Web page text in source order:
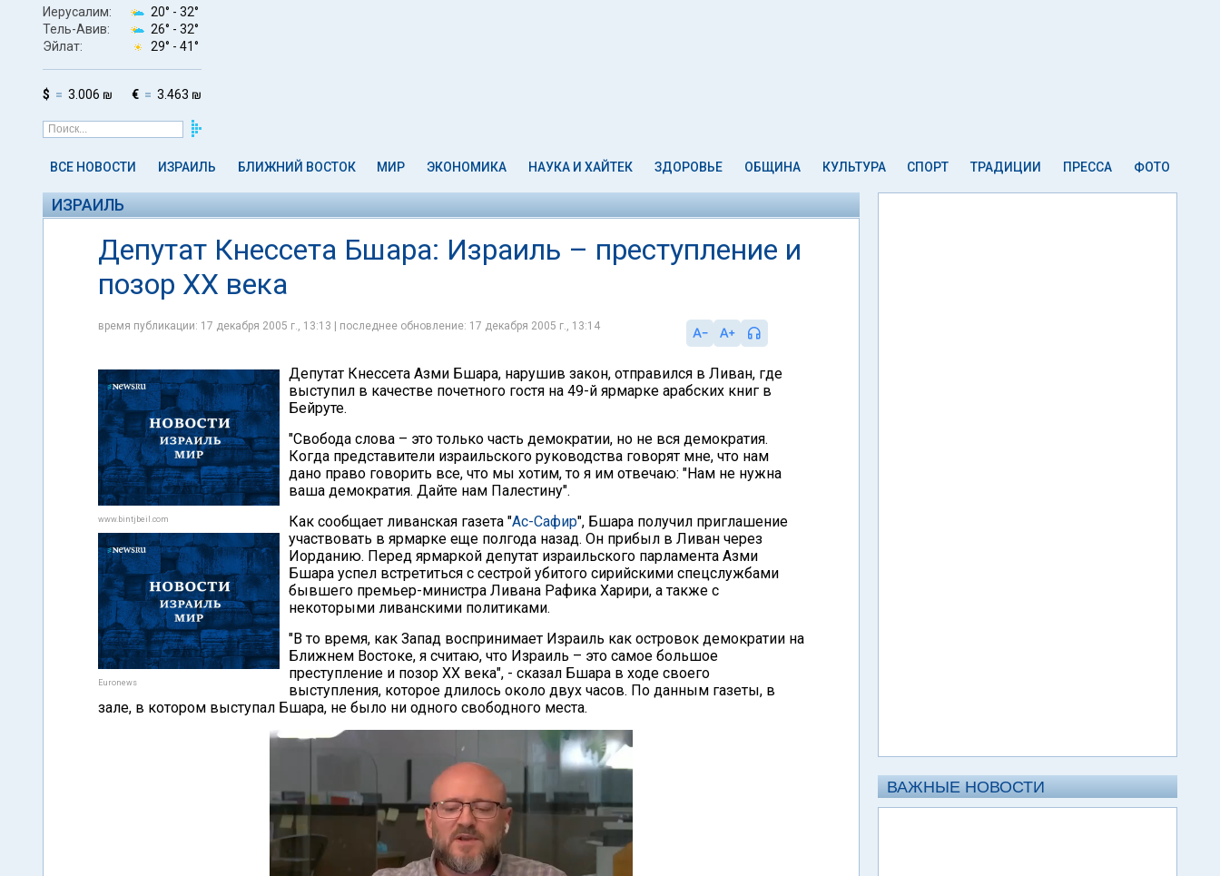
Иерусалим: 20° - 32°
Тель-Авив:
26° - 32°
Эйлат:
29° - 41°
$ 3.006 ₪ € 3.463 ₪
ВСЕ НОВОСТИ ИЗРАИЛЬ БЛИЖНИЙ ВОСТОК МИР ЭКОНОМИКА НАУКА И ХАЙТЕК ЗДОРОВЬЕ ОБЩИНА КУЛЬТУРА СПОРТ ТРАДИЦИИ ПРЕССА ФОТО
ИЗРАИЛЬ
Депутат Кнессета Бшара: Израиль – преступление и
позор ХХ века
время публикации: 17 декабря 2005 г., 13:13 | последнее обновление: 17 декабря 2005 г., 13:14
www.bintjbeil.com
Euronews
Депутат Кнессета Азми Бшара, нарушив закон, отправился в Ливан, где
выступил в качестве почетного гостя на 49-й ярмарке арабских книг в
Бейруте.
"Свобода слова – это только часть демократии, но не вся демократия.
Когда представители израильского руководства говорят мне, что нам
дано право говорить все, что мы хотим, то я им отвечаю: "Нам не нужна
ваша демократия. Дайте нам Палестину".
Как сообщает ливанская газета "Ас-Сафир", Бшара получил приглашение
участвовать в ярмарке еще полгода назад. Он прибыл в Ливан через
Иорданию. Перед ярмаркой депутат израильского парламента Азми
Бшара успел встретиться с сестрой убитого сирийскими спецслужбами
бывшего премьер-министра Ливана Рафика Харири, а также с
некоторыми ливанскими политиками.
"В то время, как Запад воспринимает Израиль как островок демократии на
Ближнем Востоке, я считаю, что Израиль – это самое большое
преступление и позор XX века", - сказал Бшара в ходе своего
выступления, которое длилось около двух часов. По данным газеты, в
зале, в котором выступал Бшара, не было ни одного свободного места.
ВАЖНЫЕ НОВОСТИ